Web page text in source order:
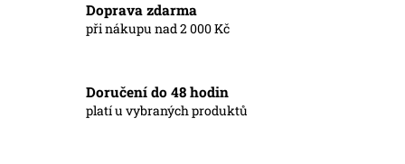
Doprava zdarma
při nákupu nad 2 000 Kč
Doručení do 48 hodin
platí u vybraných produktů